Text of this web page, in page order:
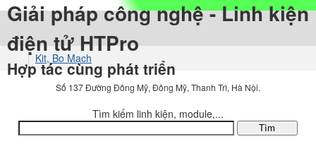
Giải pháp công nghệ - Linh kiện
điện tử HTPro
Hợp tác cùng phát triển
Kit, Bo Mạch
Máy Tính Nhúng
Các Loại Khác
Số 137 Đường Đông Mỹ, Đông Mỹ, Thanh Trì, Hà Nội.
Tìm kiếm linh kiện, module,...